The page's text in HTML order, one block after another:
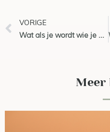
VORIGE
Wat als je wordt wie je bent?
Meer